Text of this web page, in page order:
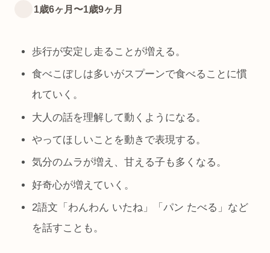
1歳6ヶ月〜1歳9ヶ月
歩行が安定し走ることが増える。
食べこぼしは多いがスプーンで食べることに慣
れていく。
大人の話を理解して動くようになる。
やってほしいことを動きで表現する。
気分のムラが増え、甘える子も多くなる。
好奇心が増えていく。
2語文「わんわん いたね」「パン たべる」など
を話すことも。